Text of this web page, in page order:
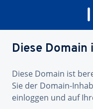
Diese
Diese Domain ist
Sie der Domain-
einloggen und auf